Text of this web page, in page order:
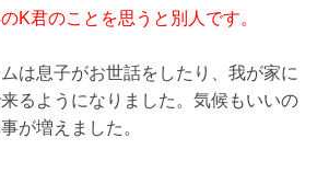
K君のことを思うと別人です。
は息子がお世話をしたり、我が家に
るようになりました。気候もいいの
が増えました。